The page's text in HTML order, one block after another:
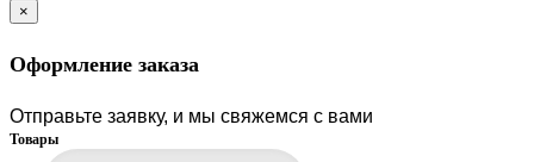
×
Оформление заказа
Отправьте заявку, и мы свяжемся с вами
Товары